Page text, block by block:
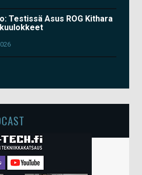
Testissä Asus ROG Kithara